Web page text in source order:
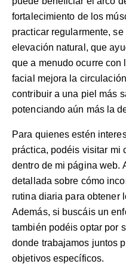
fortalecimiento de los
practicar regularmente,
elevación natural, que
que a menudo ocurre con
facial mejora la
contribuir a una piel más
potenciando aún más la
Para quienes estén
práctica, podéis visitar mi
dentro de mi página web.
detallada sobre cómo
rutina diaria para obtener
Además, si buscáis un
también podéis optar por
donde trabajamos juntos
objetivos específicos.